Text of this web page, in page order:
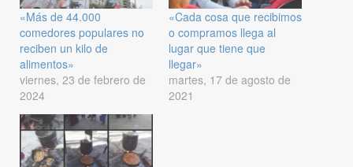
«Más de 44.000
comedores populares no
reciben un kilo de
alimentos»
viernes, 23 de febrero de
2024
«Cada cosa que recibimos
o compramos llega al
lugar que tiene que
llegar»
martes, 17 de agosto de
2021